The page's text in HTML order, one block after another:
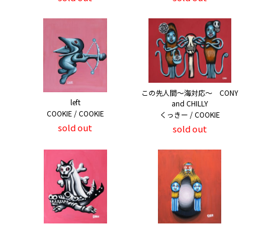
left
COOKIE / COOKIE
sold out
この先人間～海対応～ CONY
and CHILLY
くっきー / COOKIE
sold out